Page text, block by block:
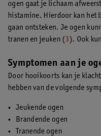
ogen gaat je lichaam
histamine. Hierdoor kan het
gaan ontsteken. Je ogen
tranen en jeuken (3). Ook
Symptomen aan je
Door hooikoorts kan je
hebben van de volgende
Jeukende ogen
Brandende ogen
Tranende ogen